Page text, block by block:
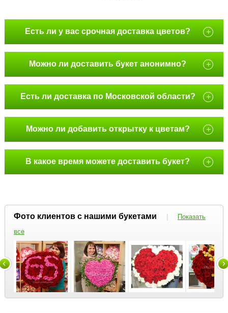
Есть ли у вас срочная доставка цветов? +
Можно ли доставить букет анонимно? +
Есть ли доставка по Московской области? +
Можно ли добавить открытку к цветам? +
В какое время можете доставить букет? +
Фото клиентов с нашими букетами |
Показать
все